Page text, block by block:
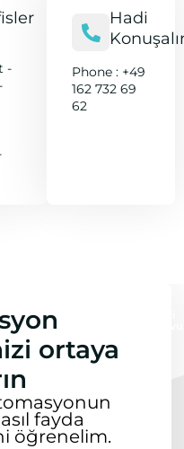
-
Hadi
Phone : +49
162 732 69
62
ortaya
fayda
öğrenelim.